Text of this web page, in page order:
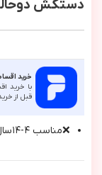
دستکش دوحالته
خرید
با خرید
قبل از
❌مناسب ٤-١٤سال❌